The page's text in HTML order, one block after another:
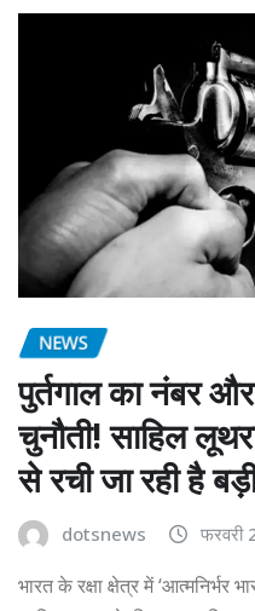
NEWS
पुर्तगाल का नंबर
चुनौती! साहिल
से रची जा रही है
dotsnews फरवरी
भारत के रक्षा क्षेत्र में ‘आत्मनिर्भर